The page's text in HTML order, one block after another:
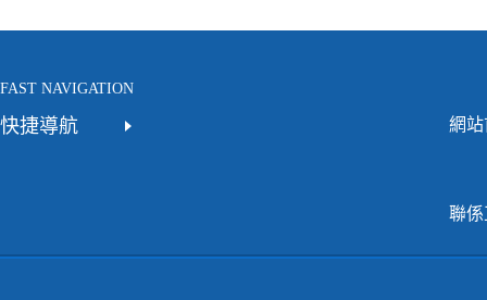
FAST NAVIGATION
快捷導航 網
聯